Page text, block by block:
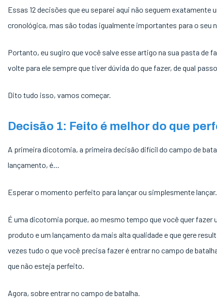
Essas 12 decisões que eu separei aqui não seguem exatamente
cronológica, mas são todas igualmente importantes para o seu
Portanto, eu sugiro que você salve esse artigo na sua pasta de
volte para ele sempre que tiver dúvida do que fazer, de qual
Dito tudo isso, vamos começar.
Decisão 1: Feito é melhor do que
A primeira dicotomia, a primeira decisão difícil do campo de
lançamento, é…
Esperar o momento perfeito para lançar ou simplesmente lançar.
É uma dicotomia porque, ao mesmo tempo que você quer fazer
produto e um lançamento da mais alta qualidade e que gere
vezes tudo o que você precisa fazer é entrar no campo de
que não esteja perfeito.
Agora, sobre entrar no campo de batalha.